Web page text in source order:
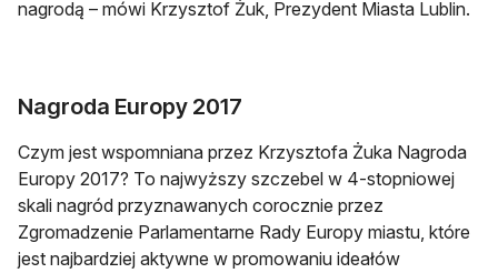
nagrodą – mówi Krzysztof Żuk, Prezydent Miasta Lublin.
Nagroda Europy 2017
Czym jest wspomniana przez Krzysztofa Żuka Nagroda
Europy 2017? To najwyższy szczebel w 4-stopniowej
skali nagród przyznawanych corocznie przez
Zgromadzenie Parlamentarne Rady Europy miastu, które
jest najbardziej aktywne w promowaniu ideałów